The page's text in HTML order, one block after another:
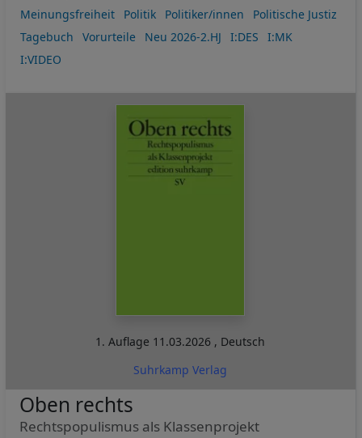
Meinungsfreiheit
Politik Politiker/innen
Politische Justiz
Tagebuch
Vorurteile Neu 2026-2.HJ I:DES
I:MK
I:VIDEO
1. Auflage 11.03.2026 , Deutsch
Suhrkamp Verlag
Oben rechts
Rechtspopulismus als Klassenprojekt